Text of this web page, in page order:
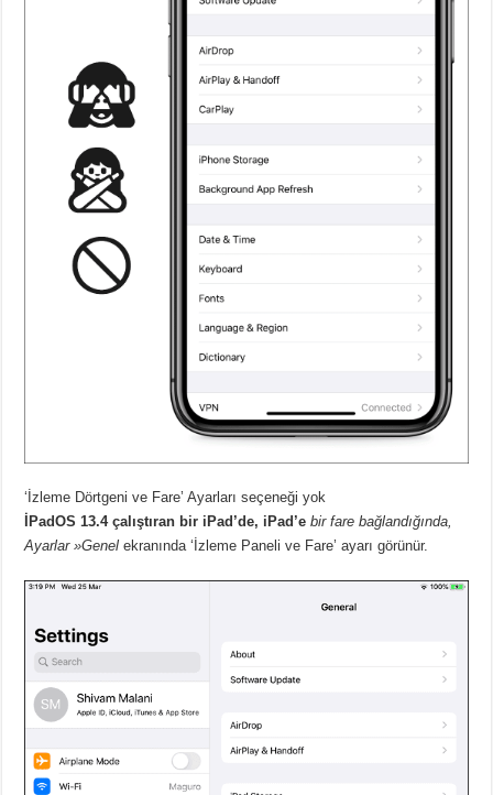
‘İzleme Dörtgeni ve Fare’ Ayarları seçeneği yok
İPadOS 13.4 çalıştıran bir iPad’de, iPad’e bir fare bağlandığında,
Ayarlar »Genel ekranında ‘İzleme Paneli ve Fare’ ayarı görünür.